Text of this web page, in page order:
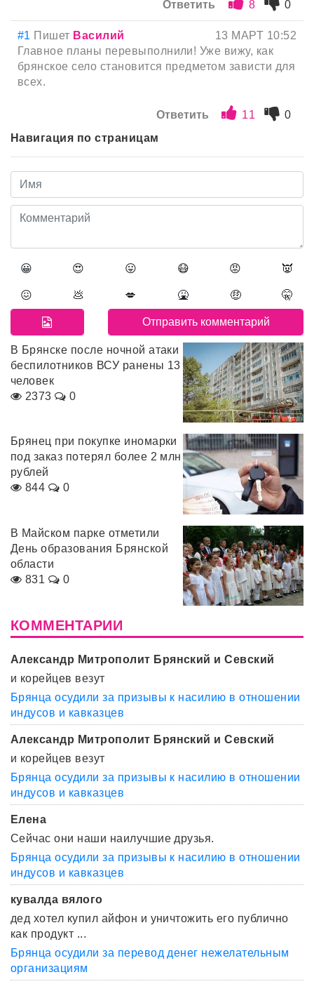
Ответить 8 0
#1 Пишет Василий
13 МАРТ 10:52
Главное планы перевыполнили! Уже вижу, как
брянское село становится предметом зависти для
всех.
Ответить 11
0
Навигация по страницам
😀 😍 😛 😷 😡 👿
😖 💩 💋 🤮 🤑 🤫
В Брянске после ночной атаки
беспилотников ВСУ ранены 13
человек
2373
0
Брянец при покупке иномарки
под заказ потерял более 2 млн
рублей
844
0
В Майском парке отметили
День образования Брянской
области
831
0
КОММЕНТАРИИ
Александр Митрополит Брянский и Севский
и корейцев везут
Брянца осудили за призывы к насилию в отношении
индусов и кавказцев
Александр Митрополит Брянский и Севский
и корейцев везут
Брянца осудили за призывы к насилию в отношении
индусов и кавказцев
Елена
Сейчас они наши наилучшие друзья.
Брянца осудили за призывы к насилию в отношении
индусов и кавказцев
кувалда вялого
дед хотел купил айфон и уничтожить его публично
как продукт ...
Брянца осудили за перевод денег нежелательным
организациям